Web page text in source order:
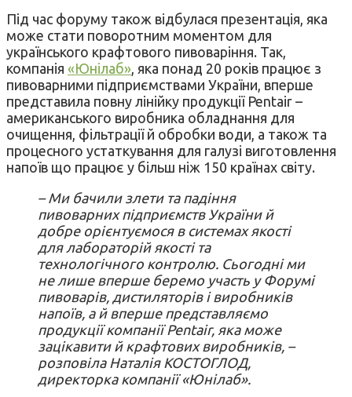
Під час форуму також відбулася презентація, яка
може стати поворотним моментом для
українського крафтового пивоваріння. Так,
компанія «Юнілаб» , яка понад 20 років працює з
пивоварними підприємствами України, вперше
представила повну лінійку продукції Pentair –
американського виробника обладнання для
очищення, фільтрації й обробки води, а також та
процесного устаткування для галузі виготовлення
напоїв що працює у більш ніж 150 країнах світу.
– Ми бачили злети та падіння
пивоварних підприємств України й
добре орієнтуємося в системах якості
для лабораторій якості та
технологічного контролю. Сьогодні ми
не лише вперше беремо участь у Форумі
пивоварів, дистиляторів і виробників
напоїв, а й вперше представляємо
продукції компанії Pentair, яка може
зацікавити й крафтових виробників, –
розповіла Наталія КОСТОГЛОД,
директорка компанії «Юнілаб».